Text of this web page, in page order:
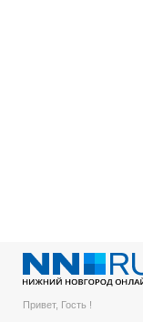
Привет, Гость !